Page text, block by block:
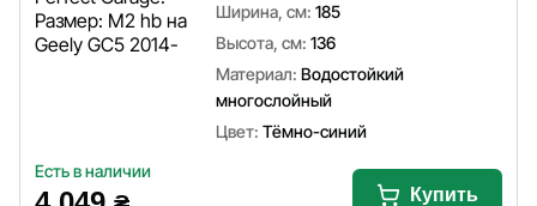
Ширина, см: 185
Высота, см: 136
Материал: Водостойкий
многослойный
Цвет: Тёмно-синий
Есть в наличии
Купить